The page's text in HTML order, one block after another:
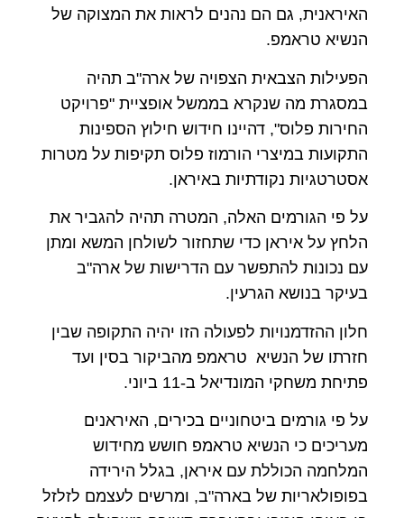
האיראנית, גם הם נהנים לראות את המצוקה של
הנשיא טראמפ.
הפעילות הצבאית הצפויה של ארה"ב תהיה
במסגרת מה שנקרא בממשל אופציית "פרויקט
החירות פלוס", דהיינו חידוש חילוץ הספינות
התקועות במיצרי הורמוז פלוס תקיפות על מטרות
אסטרטגיות נקודתיות באיראן.
על פי הגורמים האלה, המטרה תהיה להגביר את
הלחץ על איראן כדי שתחזור לשולחן המשא ומתן
עם נכונות להתפשר עם הדרישות של ארה"ב
בעיקר בנושא הגרעין.
חלון ההזדמנויות לפעולה הזו יהיה התקופה שבין
חזרתו של הנשיא טראמפ מהביקור בסין ועד
פתיחת משחקי המונדיאל ב-11 ביוני.
על פי גורמים ביטחוניים בכירים, האיראנים
מעריכים כי הנשיא טראמפ חושש מחידוש
המלחמה הכוללת עם איראן, בגלל הירידה
בפופולאריות של בארה"ב, ומרשים לעצמם לזלזל